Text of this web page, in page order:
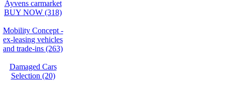
Ayvens carmarket
BUY NOW (318)
Mobility Concept -
ex-leasing vehicles
and trade-ins (263)
Damaged Cars
Selection (20)